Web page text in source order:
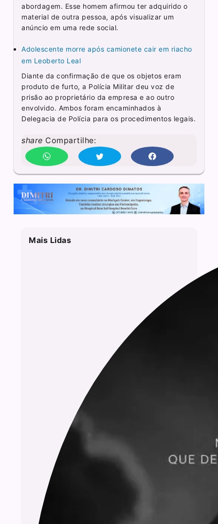
abordagem. Esse homem afirmou ter adquirido o
material de outra pessoa, após visualizar um
anúncio em uma rede social.
Adolescente morre após camionete cair em riacho
em Leoberto Leal
Diante da confirmação de que os objetos eram
produto de furto, a Polícia Militar deu voz de
prisão ao proprietário da empresa e ao outro
envolvido. Ambos foram encaminhados à
Delegacia de Polícia para os procedimentos legais.
share Compartilhe:
Mais Lidas